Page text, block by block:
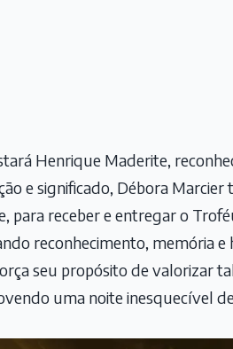
Henrique Maderite,
e significado, Débora
para receber e entregar o
reconhecimento, memória e
seu propósito de valorizar
uma noite inesquecível